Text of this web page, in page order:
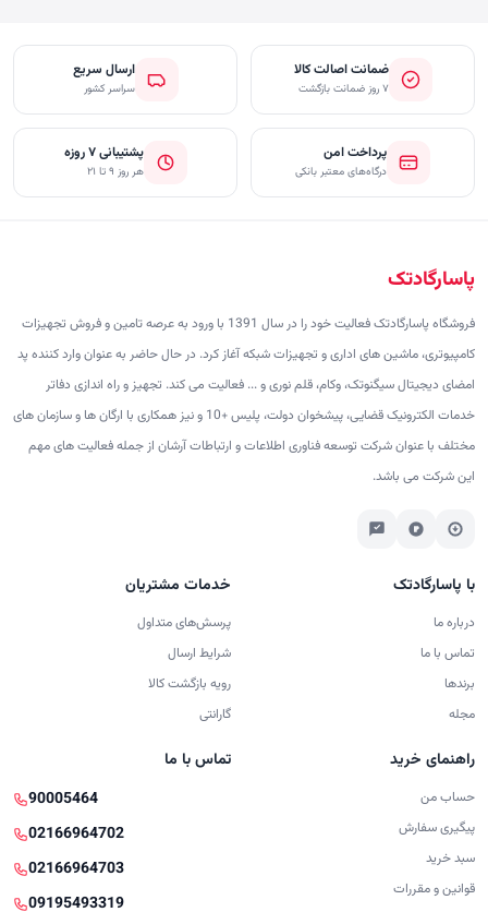
ضمانت اصالت کالا
۷ روز ضمانت بازگشت
ارسال سریع
سراسر کشور
پرداخت امن
درگاه‌های معتبر بانکی
پشتیبانی ۷ روزه
هر روز ۹ تا ۲۱
پاسارگادتک
فروشگاه پاسارگادتک فعالیت خود را در سال 1391 با ورود به عرصه تامین و فروش تجهیزات
کامپیوتری، ماشین های اداری و تجهیزات شبکه آغاز کرد. در حال حاضر به عنوان وارد کننده پد
امضای دیجیتال سیگنوتک، وکام، قلم نوری و ... فعالیت می کند. تجهیز و راه اندازی دفاتر
خدمات الکترونیک قضایی، پیشخوان دولت، پلیس +10 و نیز همکاری با ارگان ها و سازمان های
مختلف با عنوان شرکت توسعه فناوری اطلاعات و ارتباطات آرشان از جمله فعالیت های مهم
این شرکت می باشد.
با پاسارگادتک
درباره ما
تماس با ما
برندها
مجله
خدمات مشتریان
پرسش‌های متداول
شرایط ارسال
رویه بازگشت کالا
گارانتی
راهنمای خرید
حساب من
پیگیری سفارش
سبد خرید
قوانین و مقررات
تماس با ما
90005464
02166964702
02166964703
09195493319